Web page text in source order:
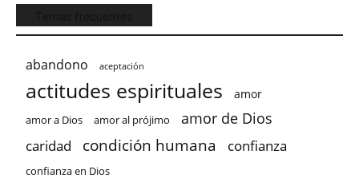
abandono aceptación
actitudes espirituales amor
amor a Dios amor al prójimo amor de Dios
caridad condición humana confianza
confianza en Dios